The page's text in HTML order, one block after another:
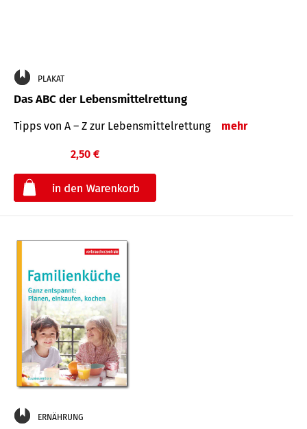
PLAKAT
Das ABC der Lebensmittelrettung
Tipps von A – Z zur Lebensmittelrettung mehr
2,50 €
ERNÄHRUNG